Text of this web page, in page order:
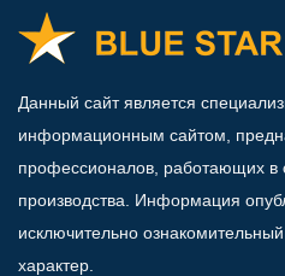
Данный сайт является
информационным сайтом,
профессионалов, работающих в
производства. Информация
исключительно
характер.